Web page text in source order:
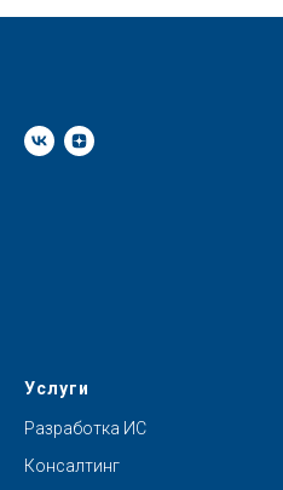
Услуги
Разработка ИС
Консалтинг